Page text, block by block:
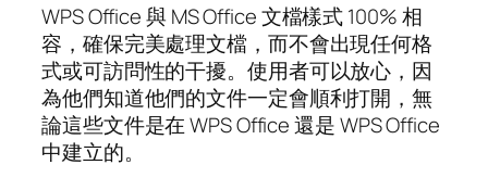
WPS Office 與 MS Office 文檔樣式 100% 相
容，確保完美處理文檔，而不會出現任何格
式或可訪問性的干擾。使用者可以放心，因
為他們知道他們的文件一定會順利打開，無
論這些文件是在 WPS Office 還是 WPS Office
中建立的。